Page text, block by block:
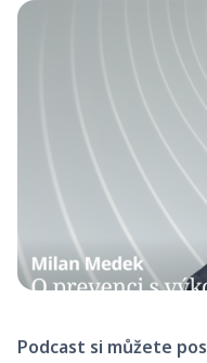
Podcast si můžete